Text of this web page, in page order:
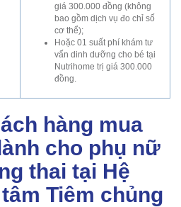
giá 300.000 đồng (không
bao gồm dịch vụ đo chỉ số
cơ thể);
Hoặc 01 suất phí khám tư
vấn dinh dưỡng cho bé tại
Nutrihome trị giá 300.000
đồng.
hàng mua
cho phụ nữ
thai tại Hệ
Tiêm chủng